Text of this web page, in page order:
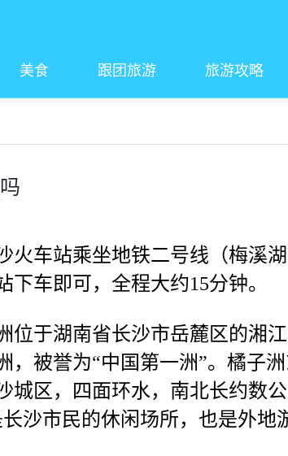
美食 跟团旅游 旅游攻略
火车站乘坐地铁二号线（梅溪
下车即可，全程大约15分钟。
位于湖南省长沙市岳麓区的湘
，被誉为“中国第一洲”。橘子
城区，四面环水，南北长约数
沙市民的休闲场所，也是外地